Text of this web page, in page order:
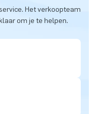
Het verkoopteam
om je te helpen.